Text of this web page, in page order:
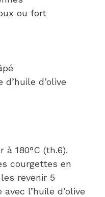
ou fort
d’olive
à 180°C (th.6).
courgettes en
revenir 5
l’huile d’olive